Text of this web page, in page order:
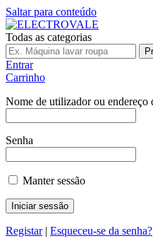
Saltar para conteúdo
Todas as categorias
Entrar
Carrinho
Nome de utilizador ou endereço
Senha
Manter sessão
Registar| Esqueceu-se da senha?